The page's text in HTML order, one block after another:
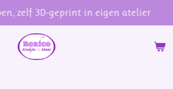
zelf 3D-geprint in eigen atelier